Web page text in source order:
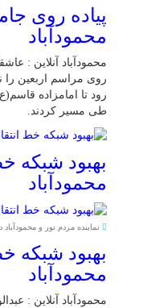
پیاده روی
محمودآباد
محمودآباد آنلاین :
روی مراسم اربعین را
رود تا امامزاده
طی مسیر کردند.
بهبود شبکه
محمودآباد
نماینده مردم نور و
بهبود شبکه
محمودآباد
محمودآباد آنلاین :